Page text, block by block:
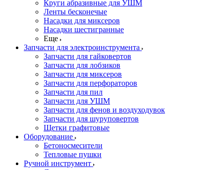
Круги абразивные для УШМ
Ленты бесконечые
Насадки для миксеров
Насадки шестигранные
Еще
Запчасти для электроинструмента
Запчасти для гайковертов
Запчасти для лобзиков
Запчасти для миксеров
Запчасти для перфораторов
Запчасти для пил
Запчасти для УШМ
Запчасти для фенов и воздуходувок
Запчасти для шуруповертов
Щетки графитовые
Оборудование
Бетоносмесители
Тепловые пушки
Ручной инструмент